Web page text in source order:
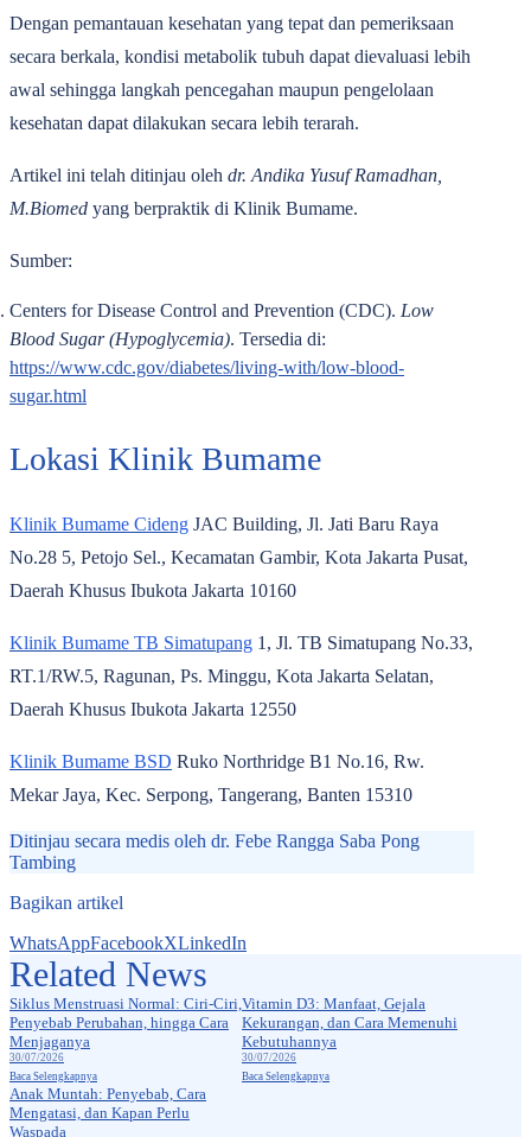
Dengan pemantauan kesehatan yang tepat dan pemeriksaan
secara berkala, kondisi metabolik tubuh dapat dievaluasi lebih
awal sehingga langkah pencegahan maupun pengelolaan
kesehatan dapat dilakukan secara lebih terarah.
Artikel ini telah ditinjau oleh dr. Andika Yusuf Ramadhan,
M.Biomed yang berpraktik di Klinik Bumame.
Sumber:
Centers for Disease Control and Prevention (CDC). Low
Blood Sugar (Hypoglycemia). Tersedia di:
https://www.cdc.gov/diabetes/living-with/low-blood-
sugar.html
Lokasi Klinik Bumame
Klinik Bumame Cideng JAC Building, Jl. Jati Baru Raya
No.28 5, Petojo Sel., Kecamatan Gambir, Kota Jakarta Pusat,
Daerah Khusus Ibukota Jakarta 10160
Klinik Bumame TB Simatupang 1, Jl. TB Simatupang No.33,
RT.1/RW.5, Ragunan, Ps. Minggu, Kota Jakarta Selatan,
Daerah Khusus Ibukota Jakarta 12550
Klinik Bumame BSD Ruko Northridge B1 No.16, Rw.
Mekar Jaya, Kec. Serpong, Tangerang, Banten 15310
Ditinjau secara medis oleh dr. Febe Rangga Saba Pong
Tambing
Bagikan artikel
WhatsAppFacebookXLinkedIn
Related News
medical check up
Siklus Menstruasi Normal: Ciri-Ciri,
Penyebab Perubahan, hingga Cara
Menjaganya
30/07/2026
Baca Selengkapnya
medical check up
Vitamin D3: Manfaat, Gejala
Kekurangan, dan Cara Memenuhi
Kebutuhannya
30/07/2026
Baca Selengkapnya
medical check up
Anak Muntah: Penyebab, Cara
Mengatasi, dan Kapan Perlu
Waspada